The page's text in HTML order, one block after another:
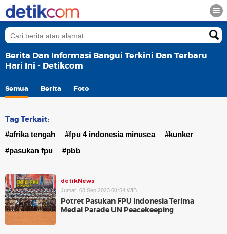
Berita Dan Informasi Bangui Terkini Dan Terbaru
Hari Ini - Detikcom
Semua Berita Foto
Tag Terkait:
#afrika tengah #fpu 4 indonesia minusca
#kunker
#pasukan fpu
#pbb
detikNews
Jumat, 08 Sep 2023 01:54 WIB
Potret Pasukan FPU Indonesia Terima
Medal Parade UN Peacekeeping